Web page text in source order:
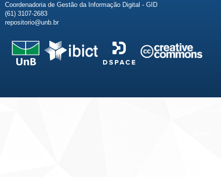
Coordenadoria de Gestão da Informação Digital - GID
(61) 3107-2683
repositorio@unb.br